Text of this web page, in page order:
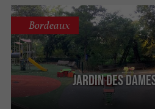
Jardin des
Bordeaux